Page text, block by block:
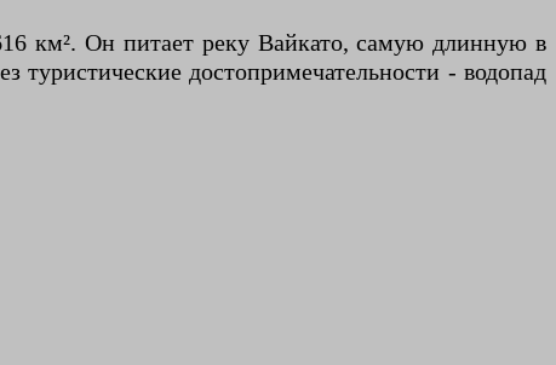
км². Он питает реку Вайкато, самую длинную в
туристические достопримечательности - водопад